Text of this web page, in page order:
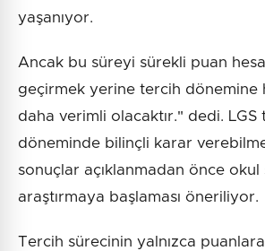
yaşanıyor.
Ancak bu süreyi sürekli puan
geçirmek yerine tercih dönemine
daha verimli olacaktır." dedi. LGS
döneminde bilinçli karar
sonuçlar açıklanmadan önce okul
araştırmaya başlaması öneriliyor.
Tercih sürecinin yalnızca